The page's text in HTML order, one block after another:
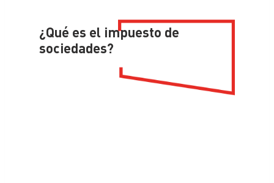
¿Qué es el impuesto de
sociedades?